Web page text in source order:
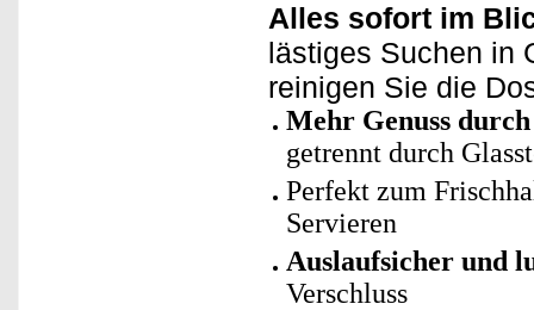
Alles sofort im
lästiges Suchen in
reinigen Sie die
Mehr Genuss
getrennt durch
Perfekt zum
Servieren
Auslaufsicher und
Verschluss